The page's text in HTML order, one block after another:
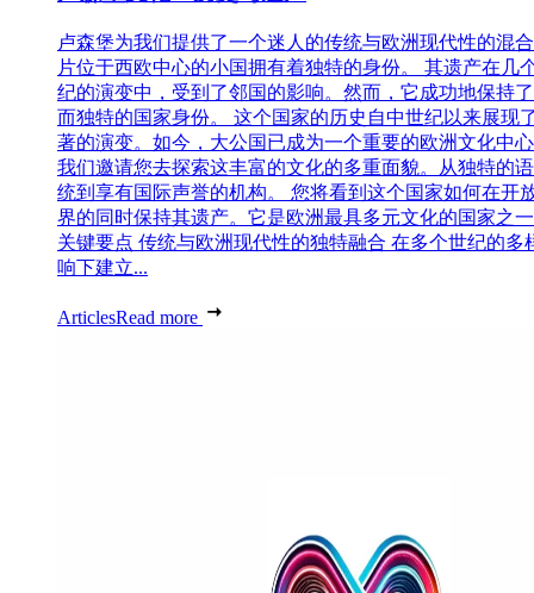
卢森堡为我们提供了一个迷人的传统与欧洲现代性的混
片位于西欧中心的小国拥有着独特的身份。 其遗产在几
纪的演变中，受到了邻国的影响。然而，它成功地保持
而独特的国家身份。 这个国家的历史自中世纪以来展现
著的演变。如今，大公国已成为一个重要的欧洲文化中
我们邀请您去探索这丰富的文化的多重面貌。从独特的
统到享有国际声誉的机构。 您将看到这个国家如何在开
界的同时保持其遗产。它是欧洲最具多元文化的国家之
关键要点 传统与欧洲现代性的独特融合 在多个世纪的多
响下建立...
ArticlesRead more